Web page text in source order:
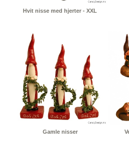
Hvit nisse med hjerter - XXL
Gamle nisser